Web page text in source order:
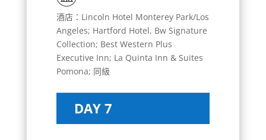
酒店：Lincoln Hotel Monterey Park/Los
Angeles; Hartford Hotel, Bw Signature
Collection; Best Western Plus
Executive Inn; La Quinta Inn & Suites
Pomona; 同級
DAY 7